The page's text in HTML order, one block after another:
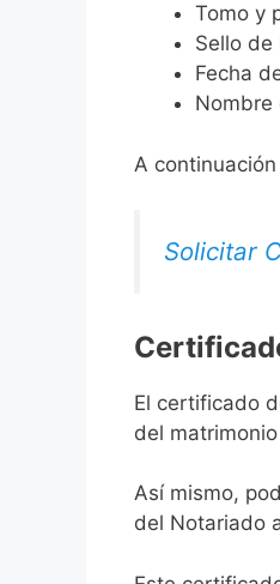
Tomo y
Sello de
Fecha
Nombre
A
Solicitar
El certificado
del
Así mismo,
del Notariado